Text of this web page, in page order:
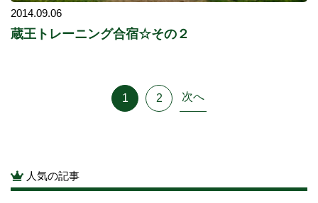
2014.09.06
蔵王トレーニング合宿☆その２
1 2 次へ
人気の記事